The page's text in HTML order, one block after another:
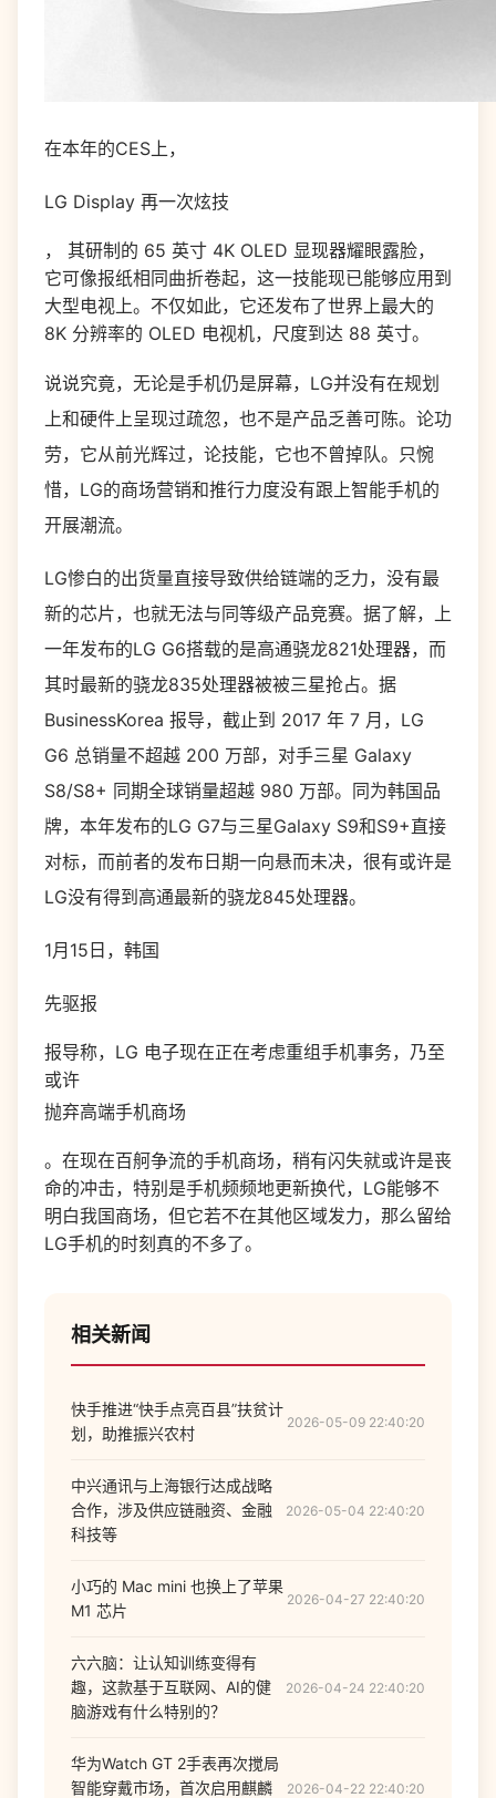
在本年的CES上，
LG Display 再一次炫技
， 其研制的 65 英寸 4K OLED 显现器耀眼露脸，
它可像报纸相同曲折卷起，这一技能现已能够应用到
大型电视上。不仅如此，它还发布了世界上最大的
8K 分辨率的 OLED 电视机，尺度到达 88 英寸。
说说究竟，无论是手机仍是屏幕，LG并没有在规划
上和硬件上呈现过疏忽，也不是产品乏善可陈。论功
劳，它从前光辉过，论技能，它也不曾掉队。只惋
惜，LG的商场营销和推行力度没有跟上智能手机的
开展潮流。
LG惨白的出货量直接导致供给链端的乏力，没有最
新的芯片，也就无法与同等级产品竞赛。据了解，上
一年发布的LG G6搭载的是高通骁龙821处理器，而
其时最新的骁龙835处理器被被三星抢占。据
BusinessKorea 报导，截止到 2017 年 7 月，LG
G6 总销量不超越 200 万部，对手三星 Galaxy
S8/S8+ 同期全球销量超越 980 万部。同为韩国品
牌，本年发布的LG G7与三星Galaxy S9和S9+直接
对标，而前者的发布日期一向悬而未决，很有或许是
LG没有得到高通最新的骁龙845处理器。
1月15日，韩国
先驱报
报导称，LG 电子现在正在考虑重组手机事务，乃至
或许
抛弃高端手机商场
。在现在百舸争流的手机商场，稍有闪失就或许是丧
命的冲击，特别是手机频频地更新换代，LG能够不
明白我国商场，但它若不在其他区域发力，那么留给
LG手机的时刻真的不多了。
相关新闻
快手推进“快手点亮百县”扶贫计
划，助推振兴农村
2026-05-09 22:40:20
中兴通讯与上海银行达成战略
合作，涉及供应链融资、金融
科技等
2026-05-04 22:40:20
小巧的 Mac mini 也换上了苹果
M1 芯片
2026-04-27 22:40:20
六六脑：让认知训练变得有
趣，这款基于互联网、AI的健
脑游戏有什么特别的？
2026-04-24 22:40:20
华为Watch GT 2手表再次搅局
智能穿戴市场，首次启用麒麟
2026-04-22 22:40:20